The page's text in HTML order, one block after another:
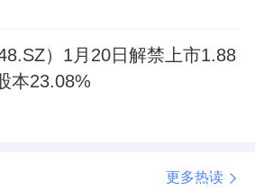
）1月20日解禁上市1.88
本23.08%
更多热读